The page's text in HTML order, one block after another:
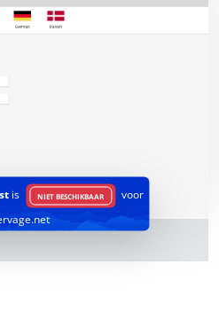
is NIET BESCHIKBAAR
voor